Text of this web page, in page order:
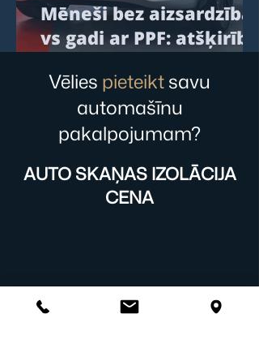
Mēneši bez aizsardzības
vs gadi ar PPF: atšķirība,
Vēlies pieteiktsavu
automašīnu
pakalpojumam?
AUTO SKAŅAS IZOLĀCIJA
CENA